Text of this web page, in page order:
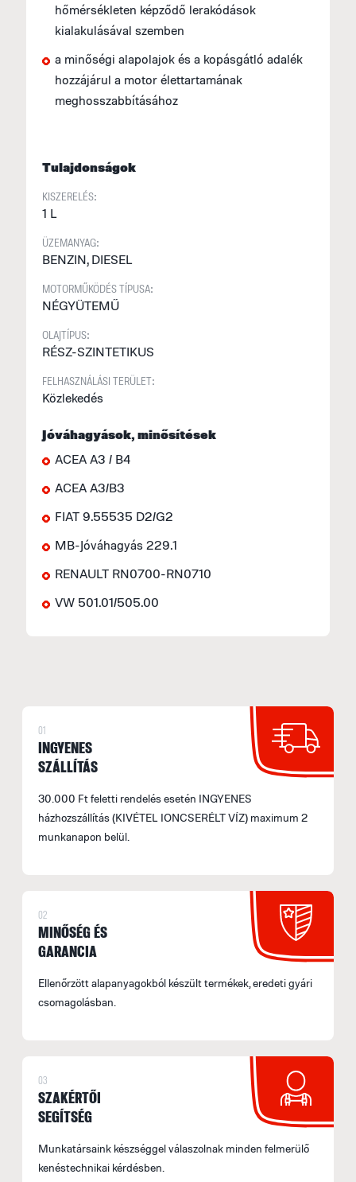
hőmérsékleten képződő lerakódások
kialakulásával szemben
a minőségi alapolajok és a kopásgátló adalék
hozzájárul a motor élettartamának
meghosszabbításához
Tulajdonságok
KISZERELÉS:
1 L
ÜZEMANYAG:
BENZIN, DIESEL
MOTORMŰKÖDÉS TÍPUSA:
NÉGYÜTEMŰ
OLAJTÍPUS:
RÉSZ-SZINTETIKUS
FELHASZNÁLÁSI TERÜLET:
Közlekedés
Jóváhagyások, minősítések
ACEA A3 / B4
ACEA A3/B3
FIAT 9.55535 D2/G2
MB-Jóváhagyás 229.1
RENAULT RN0700-RN0710
VW 501.01/505.00
01
INGYENES
SZÁLLÍTÁS
30.000 Ft feletti rendelés esetén INGYENES
házhozszállítás (KIVÉTEL IONCSERÉLT VÍZ) maximum 2
munkanapon belül.
02
MINŐSÉG ÉS
GARANCIA
Ellenőrzött alapanyagokból készült termékek, eredeti gyári
csomagolásban.
03
SZAKÉRTŐI
SEGÍTSÉG
Munkatársaink készséggel válaszolnak minden felmerülő
kenéstechnikai kérdésben.